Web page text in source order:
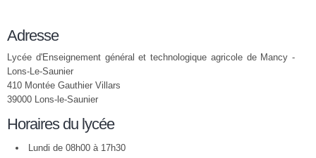
Adresse
Lycée d'Enseignement général et technologique agricole de Mancy -
Lons-Le-Saunier
410 Montée Gauthier Villars
39000 Lons-le-Saunier
Horaires du lycée
Lundi de 08h00 à 17h30